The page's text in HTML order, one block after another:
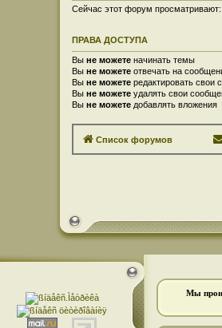
Сейчас этот форум просматривают:
ПРАВА ДОСТУПА
Вы не можете начинать темы
Вы не можете отвечать на
Вы не можете редактировать свои
Вы не можете удалять свои
Вы не можете добавлять вложения
Список форумов
Мы